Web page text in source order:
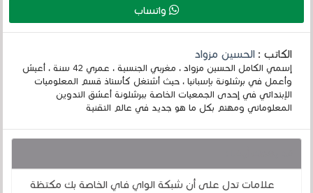
واتساب
الكاتب :الحسين مزواد
إسمي الكامل الحسين مزواد ، مغربي الجنسية ، عمري 42 سنة ، أعيش
وأعمل في برشلونة بإسبانيا ، حيث أشتغل كأستاذ قسم المعلوميات
الإبتدائي في إحدى الجمعيات الخاصة ببرشلونة أعشق التدوين
المعلوماتي ومهتم بكل ما هو جديد في عالم التقنية
علامات تدل على أن شبكة الواي فاي الخاصة بك مكتظة